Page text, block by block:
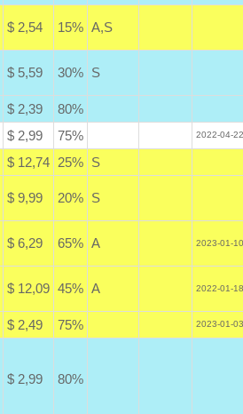
$ 2,54 15% A,S
$ 5,59 30% S
$ 2,39
80%
$ 2,99 75% 2022-04-
$ 12,74 25%
S
$ 9,99 20% S
$ 6,29 65% A 2023-01-
$ 12,09 45% A 2022-01-
$ 2,49 75% 2023-01-
$ 2,99 80%